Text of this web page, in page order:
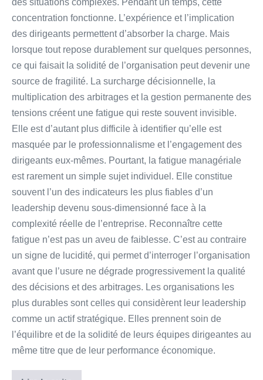
concentration fonctionne. L’expérience et l’implication
des dirigeants permettent d’absorber la charge. Mais
lorsque tout repose durablement sur quelques personnes,
ce qui faisait la solidité de l’organisation peut devenir une
source de fragilité. La surcharge décisionnelle, la
multiplication des arbitrages et la gestion permanente des
tensions créent une fatigue qui reste souvent invisible.
Elle est d’autant plus difficile à identifier qu’elle est
masquée par le professionnalisme et l’engagement des
dirigeants eux-mêmes. Pourtant, la fatigue managériale
est rarement un simple sujet individuel. Elle constitue
souvent l’un des indicateurs les plus fiables d’un
leadership devenu sous-dimensionné face à la
complexité réelle de l’entreprise. Reconnaître cette
fatigue n’est pas un aveu de faiblesse. C’est au contraire
un signe de lucidité, qui permet d’interroger l’organisation
avant que l’usure ne dégrade progressivement la qualité
des décisions et des arbitrages. Les organisations les
plus durables sont celles qui considèrent leur leadership
comme un actif stratégique. Elles prennent soin de
l’équilibre et de la solidité de leurs équipes dirigeantes au
même titre que de leur performance économique.